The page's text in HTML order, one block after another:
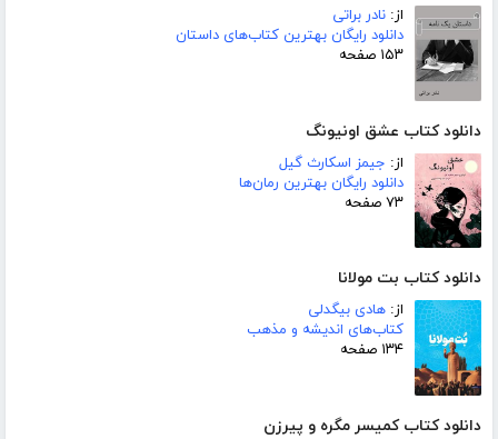
از: نادر براتی
دانلود رایگان بهترین کتاب‌های داستان
۱۵۳ صفحه
دانلود کتاب عشق اونیونگ
از: جیمز اسکارث گیل
دانلود رایگان بهترین رمان‌ها
۷۳ صفحه
دانلود کتاب بت مولانا
از: هادی بیگدلی
کتاب‌های اندیشه و مذهب
۱۳۴ صفحه
دانلود کتاب کمیسر مگره و پیرزن